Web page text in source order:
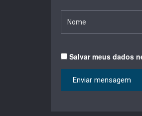
Salvar meus dados